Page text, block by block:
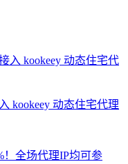
kookeey 动态住宅代理